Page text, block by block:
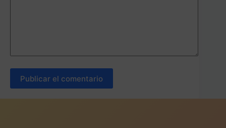
Publicar el comentario